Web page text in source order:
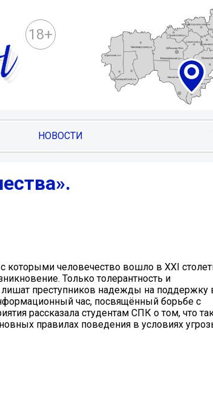
18+
НОВОСТИ
человечество вошло в XXI
Только толерантность и
лишат преступников надежды на поддержку
час, посвящённый борьбе с
рассказала студентам СПК о том, что
правилах поведения в условиях